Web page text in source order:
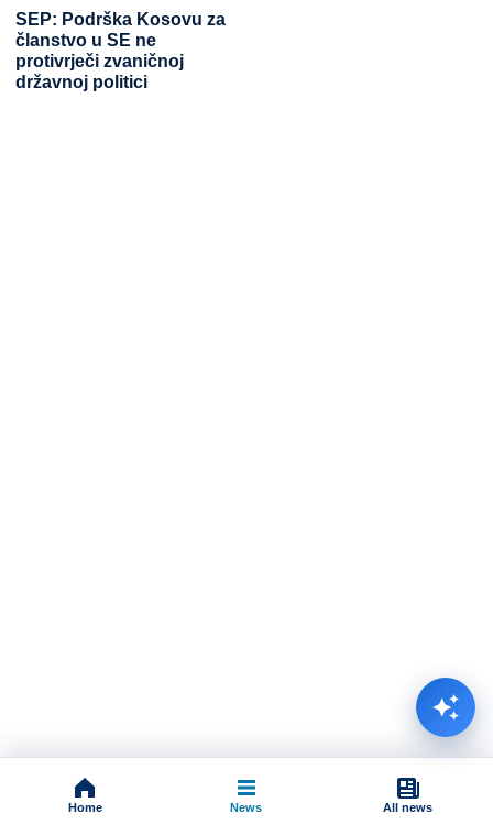
SEP: Podrška Kosovu za
članstvo u SE ne
protivrječi zvaničnoj
državnoj politici
Home News All news